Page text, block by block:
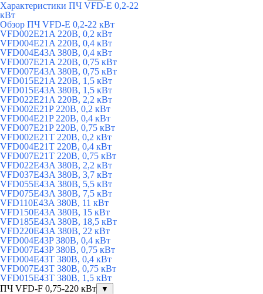
Характеристики ПЧ VFD-E 0,2-22
кВт
Обзор ПЧ VFD-E 0,2-22 кВт
VFD002E21A 220В, 0,2 кВт
VFD004E21A 220В, 0,4 кВт
VFD004E43A 380В, 0,4 кВт
VFD007E21A 220В, 0,75 кВт
VFD007E43A 380В, 0,75 кВт
VFD015E21A 220В, 1,5 кВт
VFD015E43A 380В, 1,5 кВт
VFD022E21A 220В, 2,2 кВт
VFD002E21P 220В, 0,2 кВт
VFD004E21P 220В, 0,4 кВт
VFD007E21P 220В, 0,75 кВт
VFD002E21T 220В, 0,2 кВт
VFD004E21T 220В, 0,4 кВт
VFD007E21T 220В, 0,75 кВт
VFD022E43A 380В, 2,2 кВт
VFD037E43A 380В, 3,7 кВт
VFD055E43A 380В, 5,5 кВт
VFD075E43A 380В, 7,5 кВт
VFD110E43A 380В, 11 кВт
VFD150E43A 380В, 15 кВт
VFD185E43A 380В, 18,5 кВт
VFD220E43A 380В, 22 кВт
VFD004E43P 380В, 0,4 кВт
VFD007E43P 380В, 0,75 кВт
VFD004E43T 380В, 0,4 кВт
VFD007E43T 380В, 0,75 кВт
VFD015E43T 380В, 1,5 кВт
ПЧ VFD-F 0,75-220 кВт
▼